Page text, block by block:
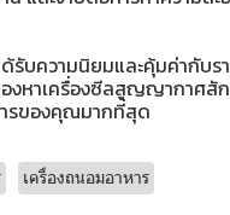
บความนิยมและคุ้มค่ากับร
งหาเครื่องซีลสูญญากาศ
ารของคุณมากที่สุด
เครื่องถนอมอาหาร